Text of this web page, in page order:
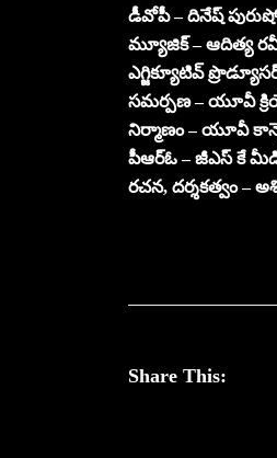
డీవోపీ – దినేష్
మ్యూజిక్ – ఆదిత్య
ఎగ్జిక్యూటివ్
సమర్పణ – యూవీ
నిర్మాణం – యూవీ
పీఆర్ఓ – జీఎస్ కే
రచన, దర్శకత్వం –
Share This: